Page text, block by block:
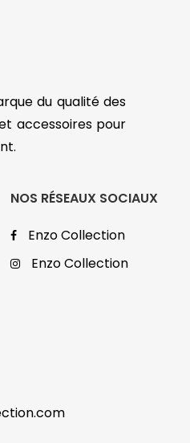
du qualité des
accessoires pour
NOS RÉSEAUX SOCIAUX
Enzo Collection
Enzo Collection